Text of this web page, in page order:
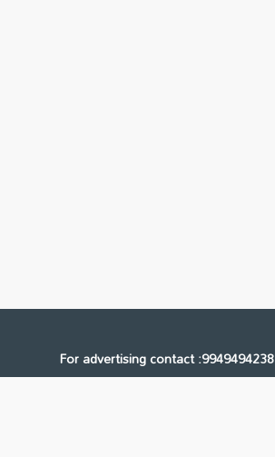
For advertising contact :9949494238
Email: digital@ntvnetwork.com